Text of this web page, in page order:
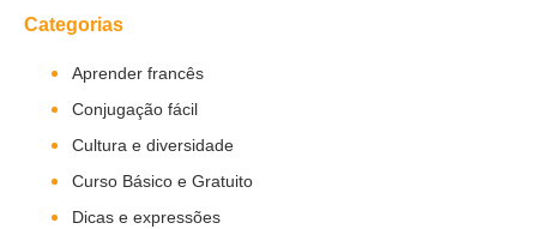
Categorias
Aprender francês
Conjugação fácil
Cultura e diversidade
Curso Básico e Gratuito
Dicas e expressões